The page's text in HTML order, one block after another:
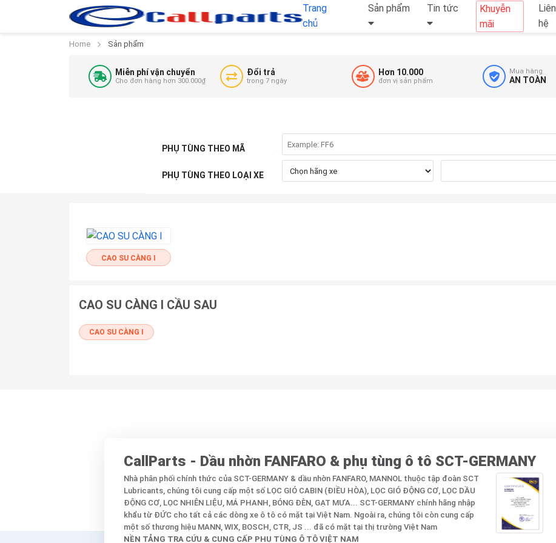
Trang
chủ
Sản phẩm Tin tức
Khuyễn
mãi
Liên
hệ
Home Sản phẩm
Miễn phí vận chuyển
Cho đơn hàng hơn 300.000₫
Đổi trả
trong 7 ngày
Hơn 10.000
đơn vị sản phẩm
Mua hàng
AN TOÀN
PHỤ TÙNG THEO MÃ
PHỤ TÙNG THEO LOẠI XE
CAO SU CÀNG I
CAO SU CÀNG I CẦU SAU
CAO SU CÀNG I
CallParts - Dầu nhờn FANFARO & phụ tùng ô tô SCT-GERMANY
Nhà phân phối chính thức của SCT-GERMANY & dầu nhờn FANFARO, MANNOL thuộc tập đoàn SCT
Lubricants, chúng tôi cung cấp một số LỌC GIÓ CABIN (ĐIỀU HÒA), LỌC GIÓ ĐỘNG CƠ, LỌC DẦU
ĐỘNG CƠ, LỌC NHIÊN LIỆU, MÁ PHANH, BÓNG ĐÈN, GẠT MƯA... SCT-GERMANY chính hãng nhập
khẩu từ ĐỨC cho tất cả các dòng xe ô tô có mặt tại Việt Nam. Ngoài ra, chúng tôi còn cung cấp
một số thương hiệu MANN, WIX, BOSCH, CTR, JS ... đã có mặt tại thị trường Việt Nam
NỀN TẢNG TRA CỨU & CUNG CẤP PHỤ TÙNG Ô TÔ VIỆT NAM